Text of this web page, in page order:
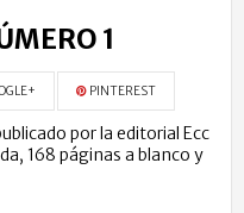
1
PINTEREST
por la editorial Ecc
168 páginas a blanco y